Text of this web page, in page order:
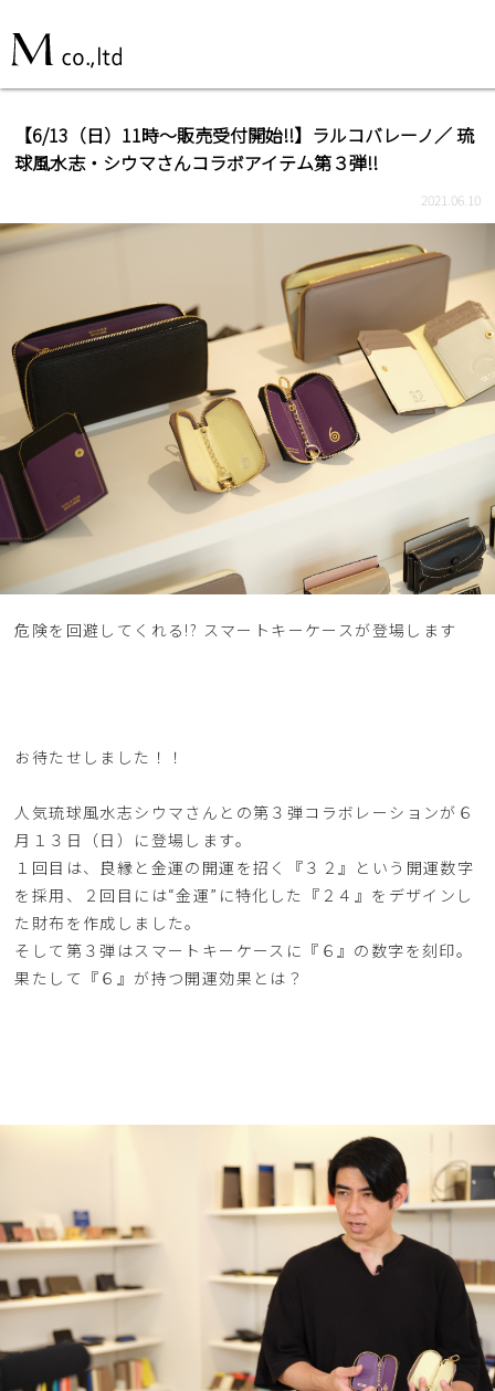
【6/13（日）11時～販売受付開始!!】ラルコバレーノ／ 琉
球風水志・シウマさんコラボアイテム第３弾!!
2021.06.10
危険を回避してくれる!? スマートキーケースが登場します
お待たせしました！！
人気琉球風水志シウマさんとの第３弾コラボレーションが６
月１３日（日）に登場します。
１回目は、良縁と金運の開運を招く『３２』という開運数字
を採用、２回目には“金運”に特化した『２４』をデザインし
た財布を作成しました。
そして第３弾はスマートキーケースに『６』の数字を刻印。
果たして『６』が持つ開運効果とは？